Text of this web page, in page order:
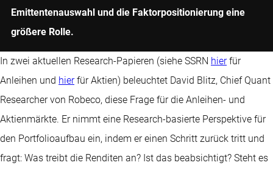
Emittentenauswahl und die Faktorpositionierung eine
größere Rolle.
In zwei aktuellen Research-Papieren (siehe SSRN hierfür
Anleihen und hierfür Aktien) beleuchtet David Blitz, Chief Quant
Researcher von Robeco, diese Frage für die Anleihen- und
Aktienmärkte. Er nimmt eine Research-basierte Perspektive für
den Portfolioaufbau ein, indem er einen Schritt zurück tritt und
fragt: Was treibt die Renditen an? Ist das beabsichtigt? Steht es